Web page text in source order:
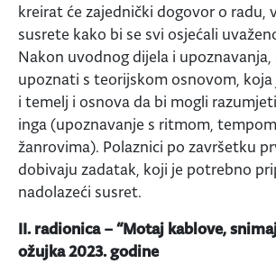
kreirat će zajednički dogovor o radu,
susrete kako bi se svi osjećali
Nakon uvodnog dijela i upoznavanja,
upoznati s teorijskom osnovom,
i temelj i osnova da bi mogli
inga (upoznavanje s ritmom,
žanrovima). Polaznici po završetku
dobivaju zadatak, koji je potrebno
nadolazeći susret.
II. radionica – “Motaj kablove,
ožujka 2023. godine